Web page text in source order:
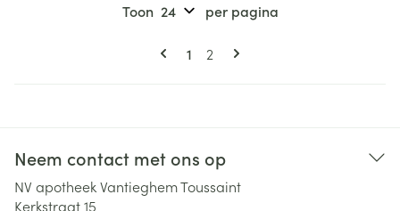
Pagina's
U lees momenteel pagina
1 Pagina
2
Toon per pagina
Neem contact met ons op
NV apotheek Vantieghem Toussaint
Kerkstraat 15